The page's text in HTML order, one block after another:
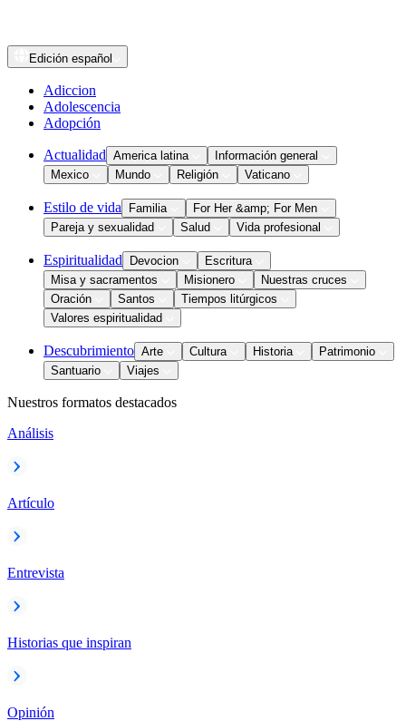
Edición español
Adiccion
Adolescencia
Adopción
Actualidad America latina
Información general
Mexico
Mundo Religión Vaticano
Estilo de vida Familia
For Her &amp; For Men
Pareja y sexualidad
Salud Vida profesional
Espiritualidad Devocion
Escritura
Misa y sacramentos
Misionero
Nuestras cruces
Oración
Santos
Tiempos litúrgicos
Valores espiritualidad
Descubrimiento Arte Cultura Historia
Patrimonio
Santuario
Viajes
Nuestros formatos destacados
Análisis
Artículo
Entrevista
Historias que inspiran
Opinión